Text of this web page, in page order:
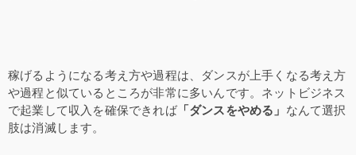
稼げるようになる考え方や過程は、ダンスが上手くなる考え方
や過程と似ているところが非常に多いんです。ネットビジネス
で起業して収入を確保できれば「ダンスをやめる」 なんて選択
肢は消滅します。